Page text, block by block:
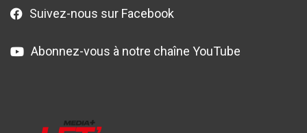
Suivez-nous sur Facebook
Abonnez-vous à notre chaîne YouTube